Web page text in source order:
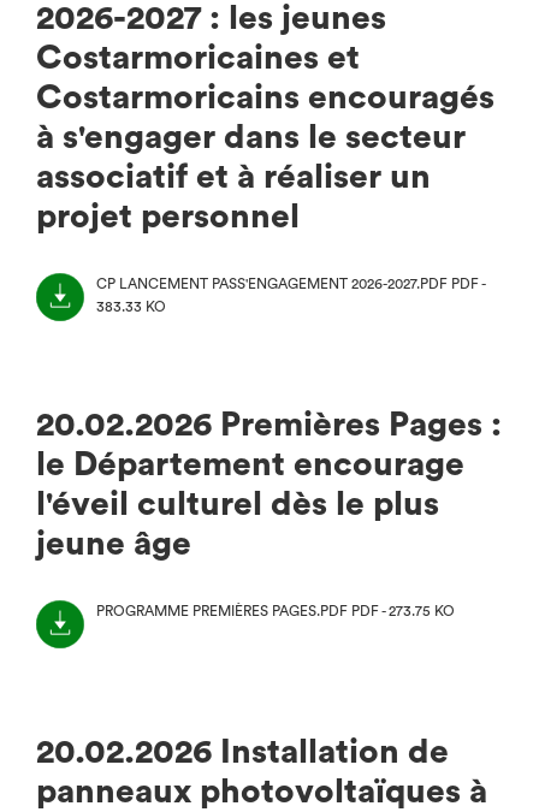
2026-2027 : les jeunes
Costarmoricaines et
Costarmoricains encouragés
à s'engager dans le secteur
associatif et à réaliser un
projet personnel
CP LANCEMENT PASS'ENGAGEMENT 2026-2027.PDF PDF -
383.33 KO
20.02.2026 Premières Pages :
le Département encourage
l'éveil culturel dès le plus
jeune âge
PROGRAMME PREMIÈRES PAGES.PDF PDF - 273.75 KO
20.02.2026 Installation de
panneaux photovoltaïques à